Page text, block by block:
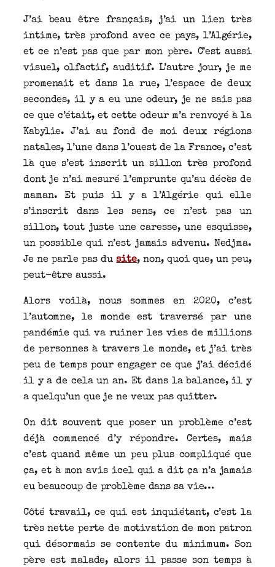
J’ai beau être français, j’ai un lien très
intime, très profond avec ce pays, l’Algérie,
et ce n’est pas que par mon père. C’est aussi
visuel, olfactif, auditif. L’autre jour, je me
promenait et dans la rue, l’espace de deux
secondes, il y a eu une odeur, je ne sais pas
ce que c’était, et cette odeur m’a renvoyé à la
Kabylie. J’ai au fond de moi deux régions
natales, l’une dans l’ouest de la France, c’est
là que s’est inscrit un sillon très profond
dont je n’ai mesuré l’emprunte qu’au décès de
maman. Et puis il y a l’Algérie qui elle
s’inscrit dans les sens, ce n’est pas un
sillon, tout juste une caresse, une esquisse,
un possible qui n’est jamais advenu. Nedjma.
Je ne parle pas du site, non, quoi que, un peu,
peut-être aussi.
Alors voilà, nous sommes en 2020, c’est
l’automne, le monde est traversé par une
pandémie qui va ruiner les vies de millions
de personnes à travers le monde, et j’ai très
peu de temps pour engager ce que j’ai décidé
il y a de cela un an. Et dans la balance, il y
a quelqu’un que je ne veux pas quitter.
On dit souvent que poser un problème c’est
déjà commencé d’y répondre. Certes, mais
c’est quand même un peu plus compliqué que
ça, et à mon avis icel qui a dit ça n’a jamais
eu beaucoup de problème dans sa vie…
Côté travail, ce qui est inquiétant, c’est la
très nette perte de motivation de mon patron
qui désormais se contente du minimum. Son
père est malade, alors il passe son temps à